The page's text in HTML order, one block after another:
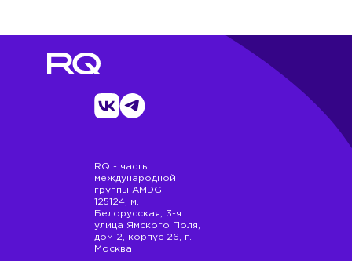
RQ - часть
международной
группы AMDG.
125124, м.
Белорусская, 3-я
улица Ямского Поля,
дом 2, корпус 26, г.
Москва